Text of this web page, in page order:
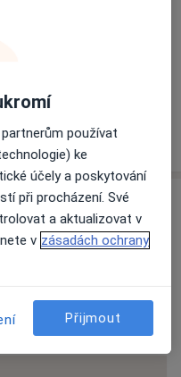
na pojišťovnu
názor
používat
ke
účely a poskytování
při procházení. Své
a aktualizovat v
v zásadách ochrany
Přijmout